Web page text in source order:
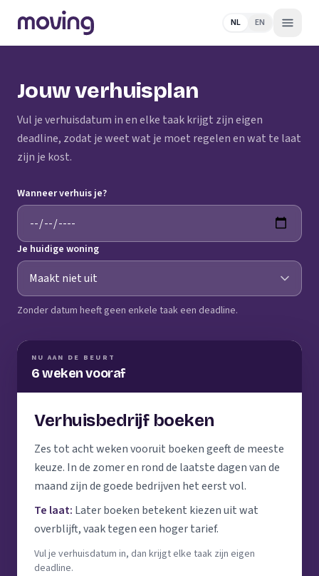
NL EN
Jouw verhuisplan
Vul je verhuisdatum in en elke taak krijgt zijn eigen
deadline, zodat je weet wat je moet regelen en wat te laat
zijn je kost.
Wanneer verhuis je?
Je huidige woning
Zonder datum heeft geen enkele taak een deadline.
NU AAN DE BEURT
6 weken vooraf
Verhuisbedrijf boeken
Zes tot acht weken vooruit boeken geeft de meeste
keuze. In de zomer en rond de laatste dagen van de
maand zijn de goede bedrijven het eerst vol.
Te laat: Later boeken betekent kiezen uit wat
overblijft, vaak tegen een hoger tarief.
Vul je verhuisdatum in, dan krijgt elke taak zijn eigen
deadline.